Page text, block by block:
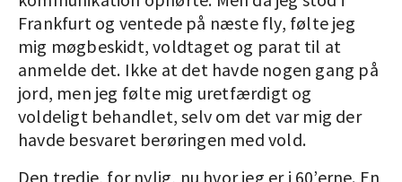
Frankfurt og ventede på næste fly, følte jeg
mig møgbeskidt, voldtaget og parat til at
anmelde det. Ikke at det havde nogen gang på
jord, men jeg følte mig uretfærdigt og
voldeligt behandlet, selv om det var mig der
havde besvaret berøringen med vold.
Den tredje, for nylig, nu hvor jeg er i 60’erne. En